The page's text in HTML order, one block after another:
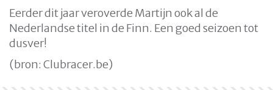
Eerder dit jaar veroverde Martijn ook al de
Nederlandse titel in de Finn. Een goed seizoen tot
dusver!
(bron: Clubracer.be)